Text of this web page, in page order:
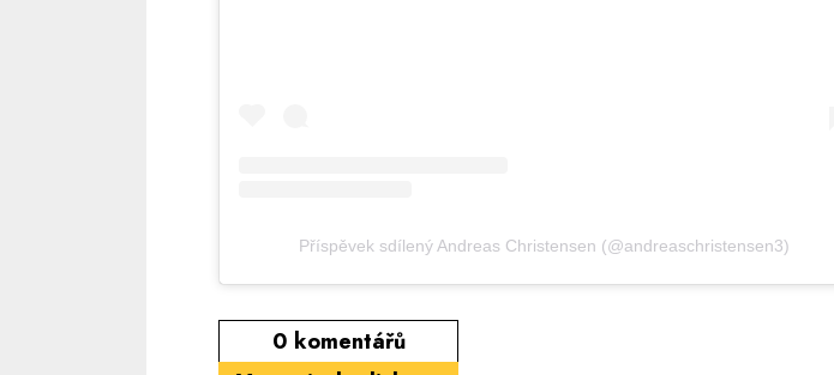
Příspěvek sdílený Andreas Christensen (@andreaschristensen3)
0 komentářů